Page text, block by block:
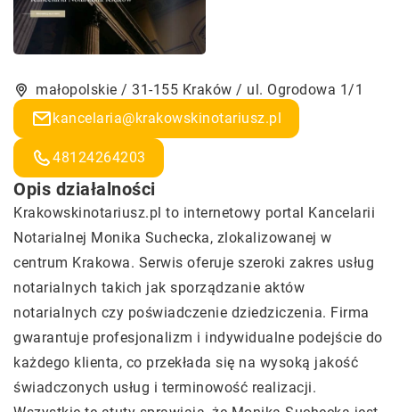
małopolskie / 31-155 Kraków / ul. Ogrodowa 1/1
kancelaria@krakowskinotariusz.pl
48124264203
Opis działalności
Krakowskinotariusz.pl to internetowy portal Kancelarii
Notarialnej Monika Suchecka, zlokalizowanej w
centrum Krakowa. Serwis oferuje szeroki zakres usług
notarialnych takich jak sporządzanie aktów
notarialnych czy poświadczenie dziedziczenia. Firma
gwarantuje profesjonalizm i indywidualne podejście do
każdego klienta, co przekłada się na wysoką jakość
świadczonych usług i terminowość realizacji.